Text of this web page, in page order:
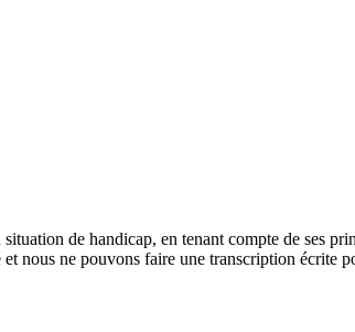
de handicap, en tenant compte de ses
nous ne pouvons faire une transcription écrite